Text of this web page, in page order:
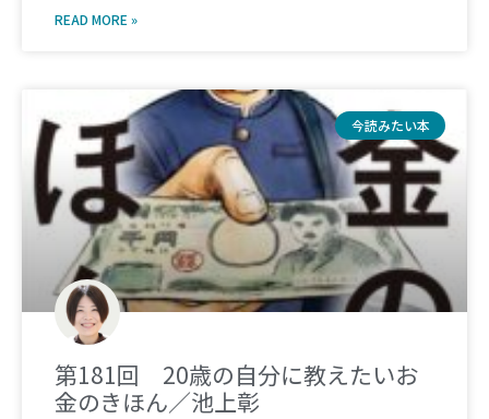
READ MORE »
今読みたい本
第181回 20歳の自分に教えたいお
金のきほん／池上彰